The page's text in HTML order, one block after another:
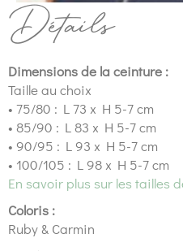
Détails
Dimensions de la ceinture :
Taille au choix
• 75/80 : L 73 x H 5-7 cm
• 85/90 : L 83 x H 5-7 cm
• 90/95 : L 93 x H 5-7 cm
• 100/105 : L 98 x H 5-7 cm
En savoir plus sur les tailles
Coloris :
Ruby & Carmin